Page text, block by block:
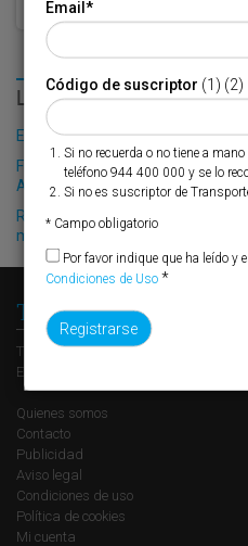
LO MÁS LEÍDO
El Puerto de Valencia crecerá en
Finnlines afianza el tráfico de
Amberes
Renfe ofrece la compra de slots
multicliente entre Valencia y
Transporte XXI
Transporte XXI es el periódico de
España, perteneciente al Grupo XXI
Quienes somos
Contacto
Publicidad
Aviso legal
Condiciones de uso
Política de cookies
Mi cuenta
Email*
Código de suscriptor (1) (2)
Si no recuerda o no tiene a
teléfono 944 400 000 y se lo
Si no es suscriptor de
* Campo obligatorio
Por favor indique que ha leído y
Condiciones de Uso *